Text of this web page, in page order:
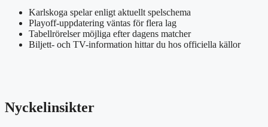
Karlskoga spelar enligt aktuellt spelschema
Playoff-uppdatering väntas för flera lag
Tabellrörelser möjliga efter dagens matcher
Biljett- och TV-information hittar du hos officiella källor
Nyckelinsikter